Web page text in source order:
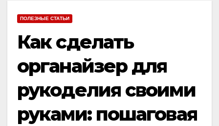
ПОЛЕЗНЫЕ СТАТЬИ
Как сделать
органайзер для
рукоделия своими
руками: пошаговая